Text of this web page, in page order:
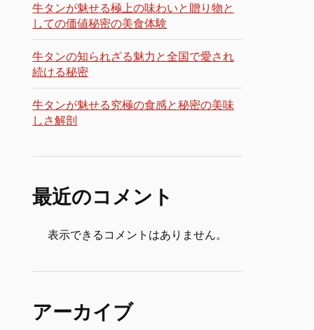
牛タンが魅せる極上の味わいと贈り物と
しての価値秘密の美食体験
牛タンの知られざる魅力と全国で愛され
続ける秘密
牛タンが魅せる究極の食感と秘密の美味
しさ解剖
最近のコメント
表示できるコメントはありません。
アーカイブ